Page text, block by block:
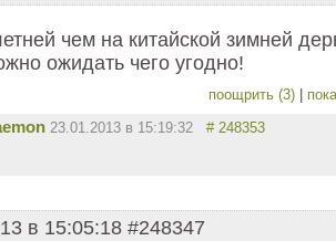
чем на китайской зимней
ожидать чего угодно!
поощрить (3)
23.01.2013 в 15:19:32 # 248353
в 15:05:18 #248347